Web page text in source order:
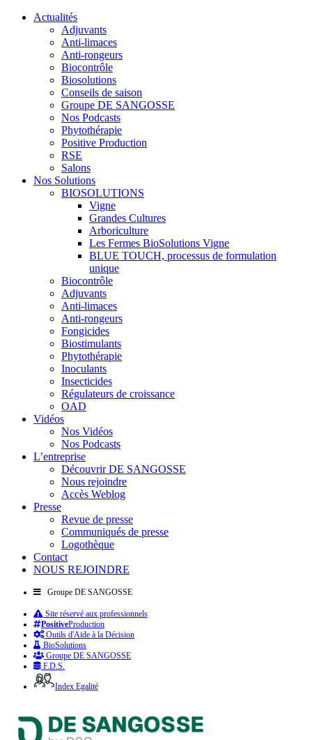
Actualités
Adjuvants
Anti-limaces
Anti-rongeurs
Biocontrôle
Biosolutions
Conseils de saison
Groupe DE SANGOSSE
Nos Podcasts
Phytothérapie
Positive Production
RSE
Salons
Nos Solutions
BIOSOLUTIONS
Vigne
Grandes Cultures
Arboriculture
Les Fermes BioSolutions Vigne
BLUE TOUCH, processus de formulation
unique
Biocontrôle
Adjuvants
Anti-limaces
Anti-rongeurs
Fongicides
Biostimulants
Phytothérapie
Inoculants
Insecticides
Régulateurs de croissance
OAD
Vidéos
Nos Vidéos
Nos Podcasts
L’entreprise
Découvrir DE SANGOSSE
Nous rejoindre
Accès Weblog
Presse
Revue de presse
Communiqués de presse
Logothèque
Contact
NOUS REJOINDRE
Groupe DE SANGOSSE
Site réservé aux professionnels
PositiveProduction
Outils d'Aide à la Décision
BioSolutions
Groupe DE SANGOSSE
F.D.S.
Index Egalité